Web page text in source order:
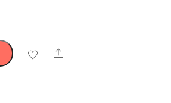
Share